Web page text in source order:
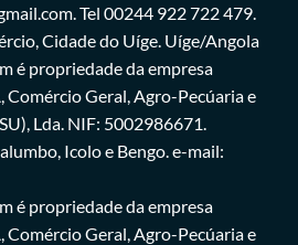
Tel 00244 922 722 479.
Cidade do Uíge. Uíge/Angola
é propriedade da empresa
Geral, Agro-Pecúaria e
Lda. NIF: 5002986671.
Icolo e Bengo. e-mail:
é propriedade da empresa
Geral, Agro-Pecúaria e